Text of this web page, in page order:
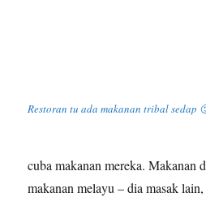
Restoran tu ada makanan tribal sedap
cuba makanan mereka. Makanan
makanan melayu – dia masak